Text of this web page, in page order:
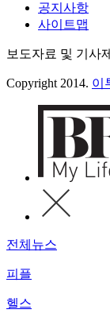
공지사항
사이트맵
보도자료 및 기사
Copyright 2014. 이
전체뉴스
피플
헬스